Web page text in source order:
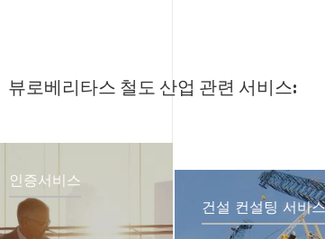
뷰로베리타스 철도 산업 관련 서비스:
인증서비스
건설 컨설팅 서비스